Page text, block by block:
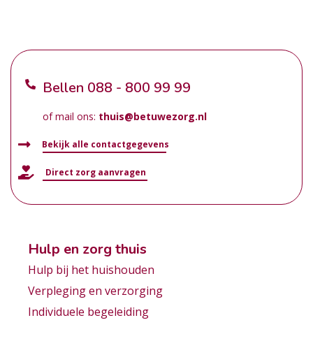
Bellen 088 - 800 99 99
of mail ons: thuis@betuwezorg.nl
Bekijk alle contactgegevens
Direct zorg aanvragen
Hulp en zorg thuis
Hulp bij het huishouden
Verpleging en verzorging
Individuele begeleiding